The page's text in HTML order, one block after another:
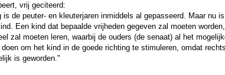
vrij geciteerd:
is de peuter- en kleuterjaren inmiddels al gepasseerd. Maar nu
Een kind dat bepaalde vrijheden gegeven zal moeten
zal moeten leren, waarbij de ouders (de senaat) al het
om het kind in de goede richting te stimuleren, omdat
is geworden."